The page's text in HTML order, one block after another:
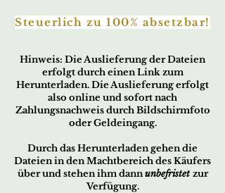
Steuerlich zu 100% absetzbar!
Hinweis: Die Auslieferung der Dateien
erfolgt durch einen Link zum
Herunterladen. Die Auslieferung erfolgt
also online und sofort nach
Zahlungsnachweis durch Bildschirmfoto
oder Geldeingang.
Durch das Herunterladen gehen die
Dateien in den Machtbereich des Käufers
über und stehen ihm dannunbefristetzur
Verfügung.